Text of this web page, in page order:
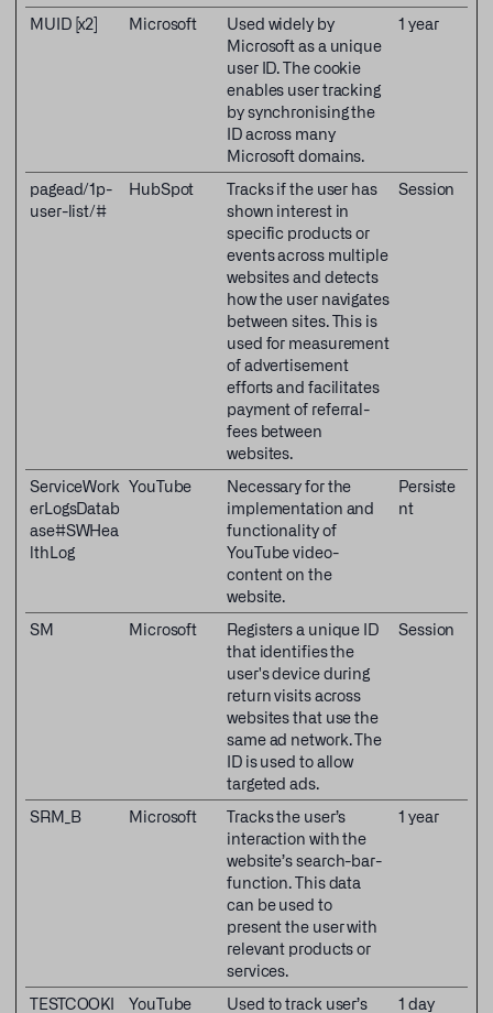
MUID [x2] Microsoft
Used widely by
Microsoft as a unique
user ID. The cookie
enables user tracking
by synchronising the
ID across many
Microsoft domains.
1 year
pagead/1p-
user-list/#
HubSpot
Tracks if the user has
shown interest in
specific products or
events across multiple
websites and detects
how the user navigates
between sites. This is
used for measurement
of advertisement
efforts and facilitates
payment of referral-
fees between
websites.
Session
ServiceWork
erLogsDatab
ase#SWHea
lthLog
YouTube
Necessary for the
implementation and
functionality of
YouTube video-
content on the
website.
Persiste
nt
SM Microsoft
Registers a unique ID
that identifies the
user's device during
return visits across
websites that use the
same ad network. The
ID is used to allow
targeted ads.
Session
SRM_B Microsoft
Tracks the user’s
interaction with the
website’s search-bar-
function. This data
can be used to
present the user with
relevant products or
services.
1 year
TESTCOOKI
YouTube
Used to track user’s
1 day